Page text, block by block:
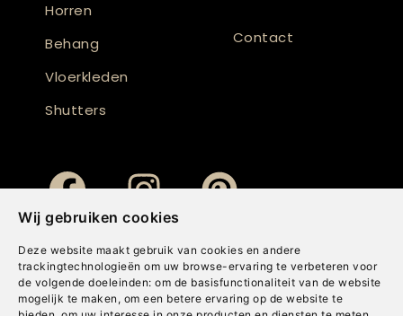
Wij gebruiken cookies
Deze website maakt gebruik van cookies en andere
trackingtechnologieën om uw browse-ervaring te verbeteren voor
de volgende doeleinden: om de basisfunctionaliteit van de website
mogelijk te maken , om een betere ervaring op de website te
Horren
Behang
Vloerkleden
Shutters
Contact